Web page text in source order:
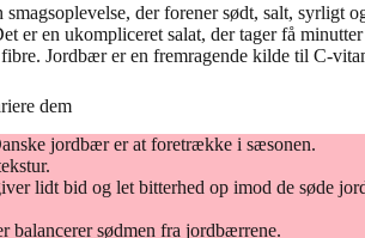
der forener sødt, salt,
er en ukompliceret salat, der tager få
Jordbær er en fremragende kilde til C-
dem
jordbær er at foretrække i sæsonen.
lidt bid og let bitterhed op imod de søde
balancerer sødmen fra jordbærrene.